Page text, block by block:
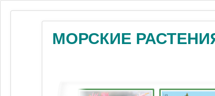
МОРСКИЕ